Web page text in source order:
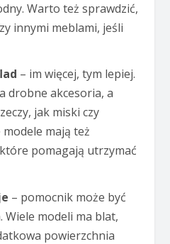
Warto też sprawdzić,
innymi meblami, jeśli
– im więcej, tym lepiej.
drobne akcesoria, a
jak miski czy
mają też
pomagają utrzymać
– pomocnik może być
Wiele modeli ma blat,
powierzchnia